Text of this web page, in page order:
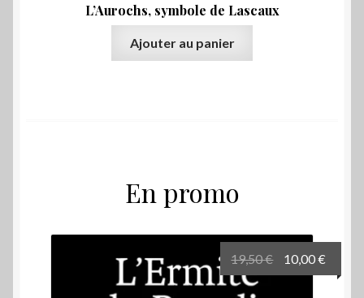
L’Aurochs, symbole de Lascaux
Ajouter au panier
En promo
19,50€
Le
prix
10,00€
prix